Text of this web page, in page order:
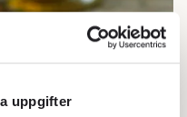
uppgifter